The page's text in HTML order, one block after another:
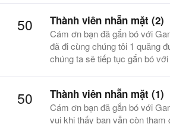
50 Thành viên nhẵn mặt (2)
Cám ơn bạn đã gắn bó với
đã đi cùng chúng tôi 1 quãng
chúng ta sẽ tiếp tục gắn bó
50 Thành viên nhẵn mặt (1)
Cám ơn bạn đã gắn bó với
vui khi thấy bạn vẫn còn tham